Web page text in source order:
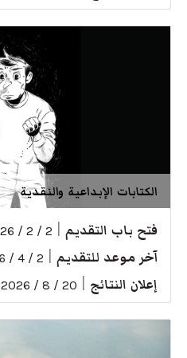
الكتابات الإبداعية والنقدية
فتح باب التقديم 2 / 2 / 2026
آخر موعد للتقديم 2 / 4 / 2026
إعلان النتائج 20 / 8 / 2026